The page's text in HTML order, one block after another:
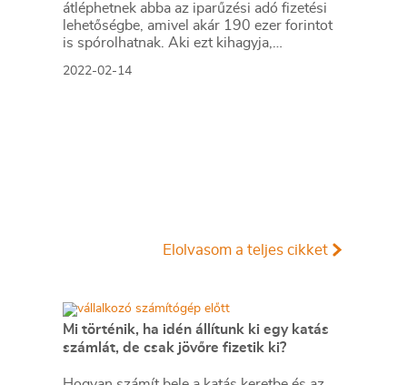
átléphetnek abba az iparűzési adó fizetési
lehetőségbe, amivel akár 190 ezer forintot
is spórolhatnak. Aki ezt kihagyja,
2022-02-14
Elolvasom a teljes cikket
Mi történik, ha idén állítunk ki egy katás
számlát, de csak jövőre fizetik ki?